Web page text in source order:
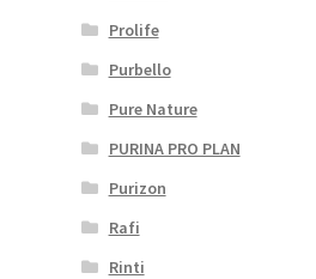
Prolife
Purbello
Pure Nature
PURINA PRO PLAN
Purizon
Rafi
Rinti